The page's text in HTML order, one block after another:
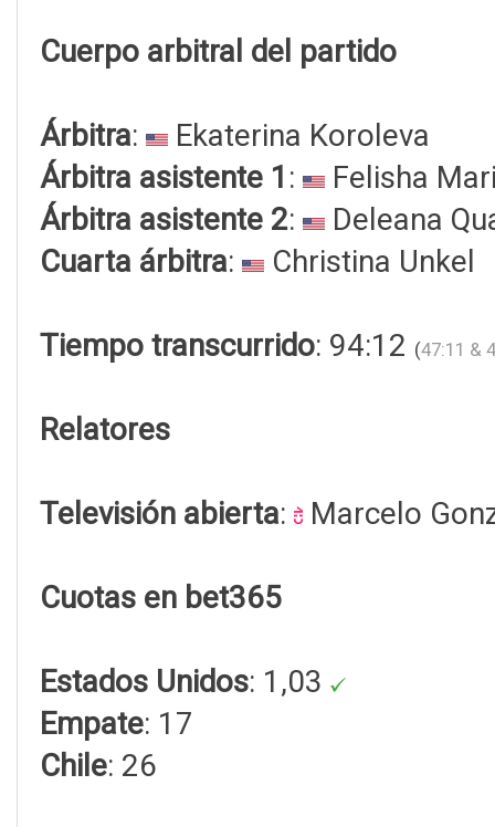
Cuerpo arbitral del partido
Árbitra:
Ekaterina Koroleva
Árbitra asistente 1 :
Felisha
Árbitra asistente 2:
Deleana
Cuarta árbitra: Christina Unkel
Tiempo transcurrido: 94:12 (47:11 &
Relatores
Televisión abierta: Marcelo
Cuotas en bet365
Estados Unidos: 1,03
Empate: 17
Chile: 26